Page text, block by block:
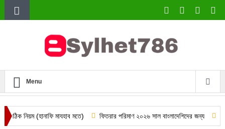
Menu
(হানাফি মাযহাব মতে) ফিতরার পরিমাণ ২০২৬ সাল বাংলাদেশিদের জন্য দারিদ্র্যের